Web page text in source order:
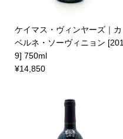
ケイマス・ヴィンヤーズ｜カ
ベルネ・ソーヴィニョン [201
9] 750ml
¥14,850